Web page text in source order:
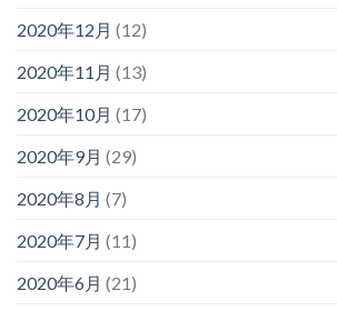
2020年12月 (12)
2020年11月 (13)
2020年10月 (17)
2020年9月 (29)
2020年8月 (7)
2020年7月 (11)
2020年6月 (21)